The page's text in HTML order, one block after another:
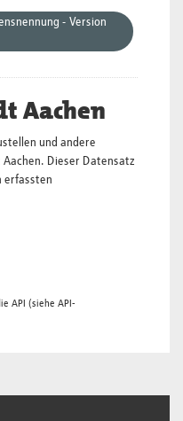
- Version
Aachen
und andere
Dieser Datensatz
erfassten
API (siehe API-